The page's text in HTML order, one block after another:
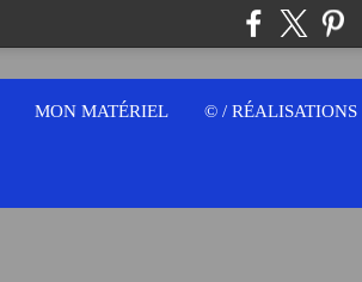
MON MATÉRIEL © / RÉALISATIONS